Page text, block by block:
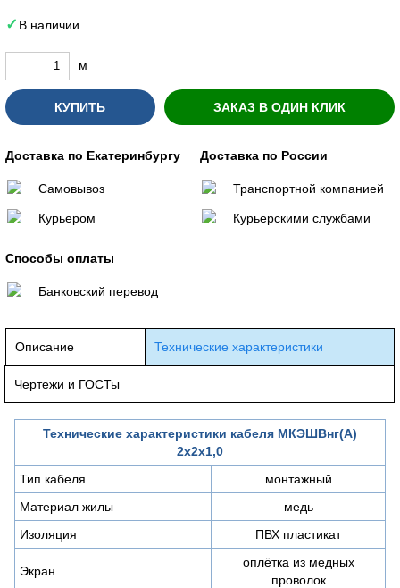
В наличии
м
КУПИТЬ ЗАКАЗ В ОДИН КЛИК
Доставка по Екатеринбургу
Самовывоз
Курьером
Доставка по России
Транспортной компанией
Курьерскими службами
Способы оплаты
Банковский перевод
Описание Технические характеристики
Чертежи и ГОСТы
Технические характеристики кабеля МКЭШВнг(А)
2х2х1,0
Тип кабеля
монтажный
Материал жилы
медь
Изоляция
ПВХ пластикат
Экран
оплётка из медных
проволок